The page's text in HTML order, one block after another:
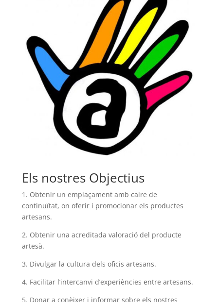
Els nostres Objectius
1. Obtenir un emplaçament amb caire de
continuïtat, on oferir i promocionar els productes
artesans.
2. Obtenir una acreditada valoració del producte
artesà.
3. Divulgar la cultura dels oficis artesans.
4. Facilitar l’intercanvi d’experiències entre artesans.
5. Donar a conèixer i informar sobre els nostres